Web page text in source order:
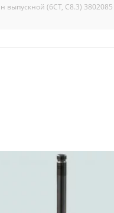
выпускной (6CТ, C8.3) 3802085